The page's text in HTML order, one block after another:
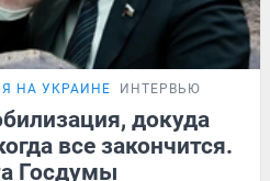
НА УКРАИНЕ ИНТЕРВЬЮ
докуда
все закончится.
Госдумы